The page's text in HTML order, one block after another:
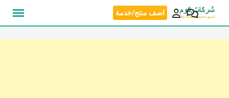
انتقل
اضف منتج/خدمة